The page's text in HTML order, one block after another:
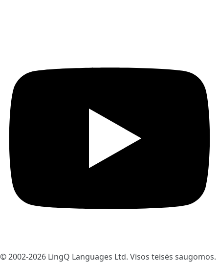
© 2002-2026 LingQ Languages Ltd. Visos teisės saugomos.